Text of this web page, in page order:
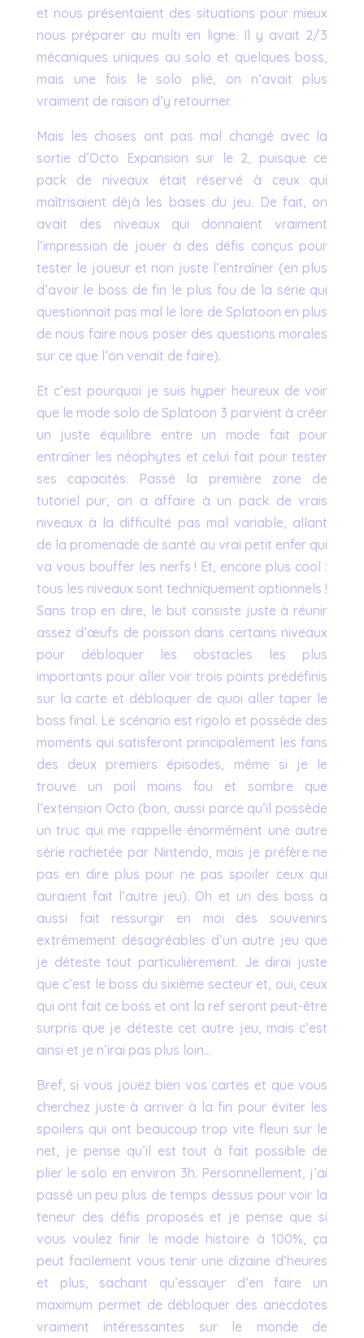
et nous présentaient des situations pour mieux
nous préparer au multi en ligne. Il y avait 2/3
mécaniques uniques au solo et quelques boss,
mais une fois le solo plié, on n’avait plus
vraiment de raison d’y retourner.
Mais les choses ont pas mal changé avec la
sortie d’Octo Expansion sur le 2, puisque ce
pack de niveaux était réservé à ceux qui
maîtrisaient déjà les bases du jeu. De fait, on
avait des niveaux qui donnaient vraiment
l’impression de jouer à des défis conçus pour
tester le joueur et non juste l’entraîner (en plus
d’avoir le boss de fin le plus fou de la série qui
questionnait pas mal le lore de Splatoon en plus
de nous faire nous poser des questions morales
sur ce que l’on venait de faire).
Et c’est pourquoi je suis hyper heureux de voir
que le mode solo de Splatoon 3 parvient à créer
un juste équilibre entre un mode fait pour
entraîner les néophytes et celui fait pour tester
ses capacités. Passé la première zone de
tutoriel pur, on a affaire à un pack de vrais
niveaux à la difficulté pas mal variable, allant
de la promenade de santé au vrai petit enfer qui
va vous bouffer les nerfs ! Et, encore plus cool :
tous les niveaux sont techniquement optionnels !
Sans trop en dire, le but consiste juste à réunir
assez d’œufs de poisson dans certains niveaux
pour débloquer les obstacles les plus
importants pour aller voir trois points prédéfinis
sur la carte et débloquer de quoi aller taper le
boss final. Le scénario est rigolo et possède des
moments qui satisferont principalement les fans
des deux premiers épisodes, même si je le
trouve un poil moins fou et sombre que
l’extension Octo (bon, aussi parce qu’il possède
un truc qui me rappelle énormément une autre
série rachetée par Nintendo, mais je préfère ne
pas en dire plus pour ne pas spoiler ceux qui
auraient fait l’autre jeu). Oh et un des boss a
aussi fait ressurgir en moi des souvenirs
extrêmement désagréables d’un autre jeu que
je déteste tout particulièrement. Je dirai juste
que c’est le boss du sixième secteur et, oui, ceux
qui ont fait ce boss et ont la ref seront peut-être
surpris que je déteste cet autre jeu, mais c’est
ainsi et je n’irai pas plus loin…
Bref, si vous jouez bien vos cartes et que vous
cherchez juste à arriver à la fin pour éviter les
spoilers qui ont beaucoup trop vite fleuri sur le
net, je pense qu’il est tout à fait possible de
plier le solo en environ 3h. Personnellement, j’ai
passé un peu plus de temps dessus pour voir la
teneur des défis proposés et je pense que si
vous voulez finir le mode histoire à 100%, ça
peut facilement vous tenir une dizaine d’heures
et plus, sachant qu’essayer d’en faire un
maximum permet de débloquer des anecdotes
vraiment intéressantes sur le monde de